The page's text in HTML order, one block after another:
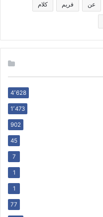
عن فريم كلام
4٬628
1٬473
902
45
7
1
1
77